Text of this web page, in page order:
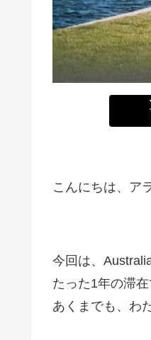
こんにちは、ア
今回は、
たった1年の滞
あくまでも、わ